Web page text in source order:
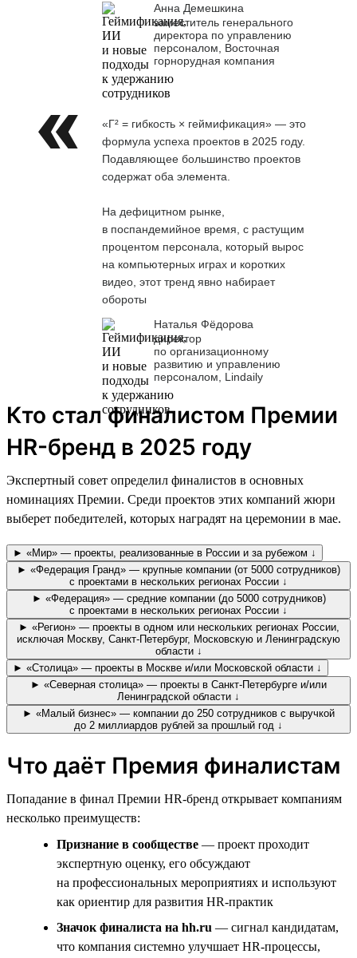
Анна Демешкина
заместитель генерального
директора по управлению
персоналом, Восточная
горнорудная компания
«Г² = гибкость × геймификация» — это
формула успеха проектов в 2025 году.
Подавляющее большинство проектов
содержат оба элемента.
На дефицитном рынке,
в поспандемийное время, с растущим
процентом персонала, который вырос
на компьютерных играх и коротких
видео, этот тренд явно набирает
обороты
Наталья Фёдорова
директор
по организационному
развитию и управлению
персоналом, Lindaily
Кто стал финалистом Премии
HR-бренд в 2025 году
Экспертный совет определил финалистов в основных
номинациях Премии. Среди проектов этих компаний жюри
выберет победителей, которых наградят на церемонии в мае.
► «Мир» — проекты, реализованные в России и за рубежом ↓
► «Федерация Гранд» — крупные компании (от 5000 сотрудников)
с проектами в нескольких регионах России ↓
► «Федерация» — средние компании (до 5000 сотрудников)
с проектами в нескольких регионах России ↓
► «Регион» — проекты в одном или нескольких регионах России,
исключая Москву, Санкт-Петербург, Московскую и Ленинградскую
области ↓
► «Столица» — проекты в Москве и/или Московской области ↓
► «Северная столица» — проекты в Санкт-Петербурге и/или
Ленинградской области ↓
► «Малый бизнес» — компании до 250 сотрудников с выручкой
до 2 миллиардов рублей за прошлый год ↓
Что даёт Премия финалистам
Попадание в финал Премии HR-бренд открывает компаниям
несколько преимуществ:
Признание в сообществе — проект проходит
экспертную оценку, его обсуждают
на профессиональных мероприятиях и используют
как ориентир для развития HR-практик
Значок финалиста на hh.ru — сигнал кандидатам,
что компания системно улучшает HR-процессы,